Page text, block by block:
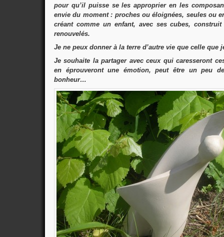
pour qu’il puisse se les approprier en les
envie du moment : proches ou éloignées, seules ou
créant comme un enfant, avec ses cubes,
renouvelés.
Je ne peux donner à la terre d’autre vie que celle que
Je souhaite la partager avec ceux qui caresseront
en éprouveront une émotion, peut être un peu
bonheur…